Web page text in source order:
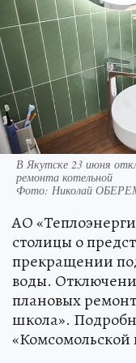
В Якутске 23 июня
ремонта котельной
Фото: Николай
АО
столицы о
прекращении
воды.
плановых
школа».
«Комсомольской